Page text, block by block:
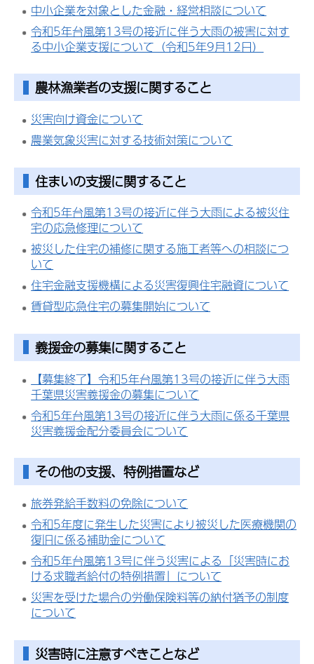
中小企業を対象とした金融・経営相談について
令和5年台風第13号の接近に伴う大雨の被害に対す
る中小企業支援について（令和5年9月12日）
農林漁業者の支援に関すること
災害向け資金について
農業気象災害に対する技術対策について
住まいの支援に関すること
令和5年台風第13号の接近に伴う大雨による被災住
宅の応急修理について
被災した住宅の補修に関する施工者等への相談につ
いて
住宅金融支援機構による災害復興住宅融資について
賃貸型応急住宅の募集開始について
義援金の募集に関すること
【募集終了】令和5年台風第13号の接近に伴う大雨
千葉県災害義援金の募集について
令和5年台風第13号の接近に伴う大雨に係る千葉県
災害義援金配分委員会について
その他の支援、特例措置など
旅券発給手数料の免除について
令和5年度に発生した災害により被災した医療機関の
復旧に係る補助金について
令和5年台風第13号に伴う災害による「災害時にお
ける求職者給付の特例措置」について
災害を受けた場合の労働保険料等の納付猶予の制度
について
災害時に注意すべきことなど